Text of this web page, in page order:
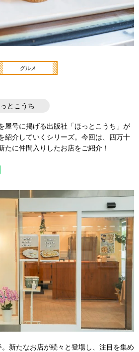
グルメ
とこうち
屋号に掲げる出版社「ほっとこうち」が
紹介していくシリーズ。今回は、四万十
たに仲間入りしたお店をご紹介！
新たなお店が続々と登場し、注目を集め